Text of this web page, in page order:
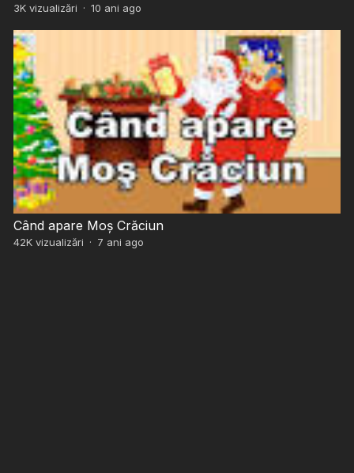
3Kvizualizări · 10 ani ago
Când apare Moș Crăciun
42Kvizualizări · 7 ani ago